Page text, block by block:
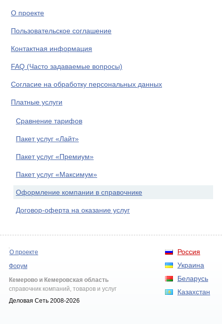
О проекте
Пользовательское соглашение
Контактная информация
FAQ (Часто задаваемые вопросы)
Согласие на обработку персональных данных
Платные услуги
Сравнение тарифов
Пакет услуг «Лайт»
Пакет услуг «Премиум»
Пакет услуг «Максимум»
Оформление компании в справочнике
Договор-оферта на оказание услуг
Россия
Украина
Беларусь
Казахстан
О проекте
Форум
Кемерово и Кемеровская область
справочник компаний, товаров и услуг
Деловая Сеть 2008-2026